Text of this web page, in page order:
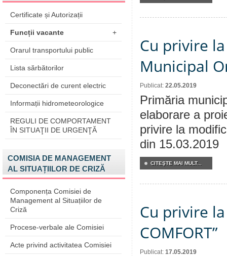
Certificate și Autorizații
Funcții vacante +
Orarul transportului public
Lista sărbătorilor
Deconectări de curent electric
Informații hidrometeorologice
REGULI DE COMPORTAMENT
ÎN SITUAŢII DE URGENŢĂ
COMISIA DE MANAGEMENT
AL SITUAȚIILOR DE CRIZĂ
Componența Comisiei de
Management al Situațiilor de
Criză
Procese-verbale ale Comisiei
Acte privind activitatea Comisiei
Cu privire
Municipal
Publicat: 22.05.2019
Primăria
elaborare a
privire la
din 15.03.2019
CITEŞTE MAI MULT...
Cu privire
COMFORT”
Publicat: 17.05.2019